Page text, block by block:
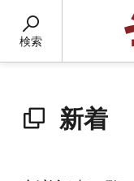
検索
新着